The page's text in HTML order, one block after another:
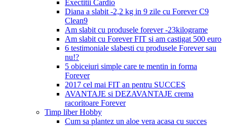
Exectitii Cardio
Diana a slabit -2,2 kg in 9 zile cu Forever C9
Clean9
Am slabit cu produsele forever -23kilograme
Am slabit cu Forever FIT si am castigat 500 euro
6 testimoniale slabesti cu produsele Forever sau
nu!?
5 obiceiuri simple care te mentin in forma
Forever
2017 cel mai FIT an pentru SUCCES
AVANTAJE si DEZAVANTAJE crema
racoritoare Forever
Timp liber Hobby
Cum sa plantez un aloe vera acasa cu succes